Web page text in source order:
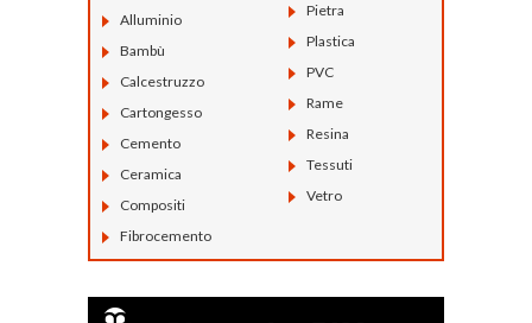
Alluminio
Bambù
Calcestruzzo
Cartongesso
Cemento
Ceramica
Compositi
Fibrocemento
Pietra
Plastica
PVC
Rame
Resina
Tessuti
Vetro